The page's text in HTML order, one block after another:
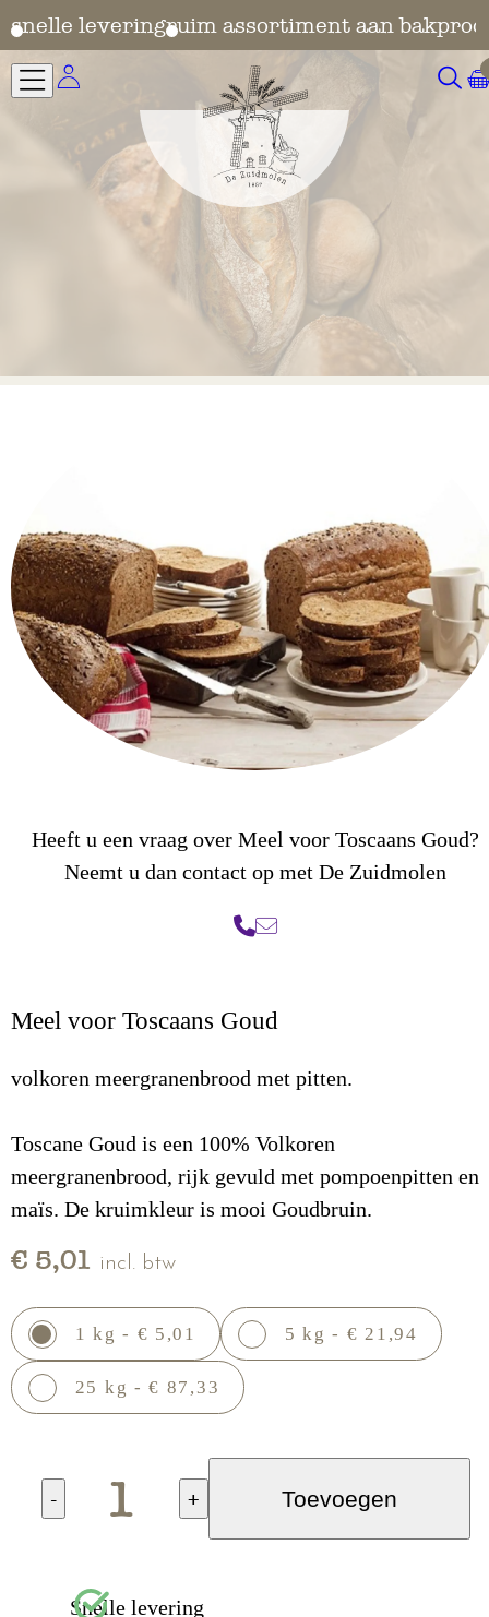
snelle leveringruim assortiment aan
Heeft u een vraag over Meel voor Toscaans Goud?
Neemt u dan contact op met De Zuidmolen
Meel voor Toscaans Goud
volkoren meergranenbrood met pitten.
Toscane Goud is een 100% Volkoren
meergranenbrood, rijk gevuld met pompoenpitten en
maïs. De kruimkleur is mooi Goudbruin.
€ 5,01 incl. btw
1 kg - € 5,01 5 kg - € 21,94
25 kg - € 87,33
- + Toevoegen
Snelle levering